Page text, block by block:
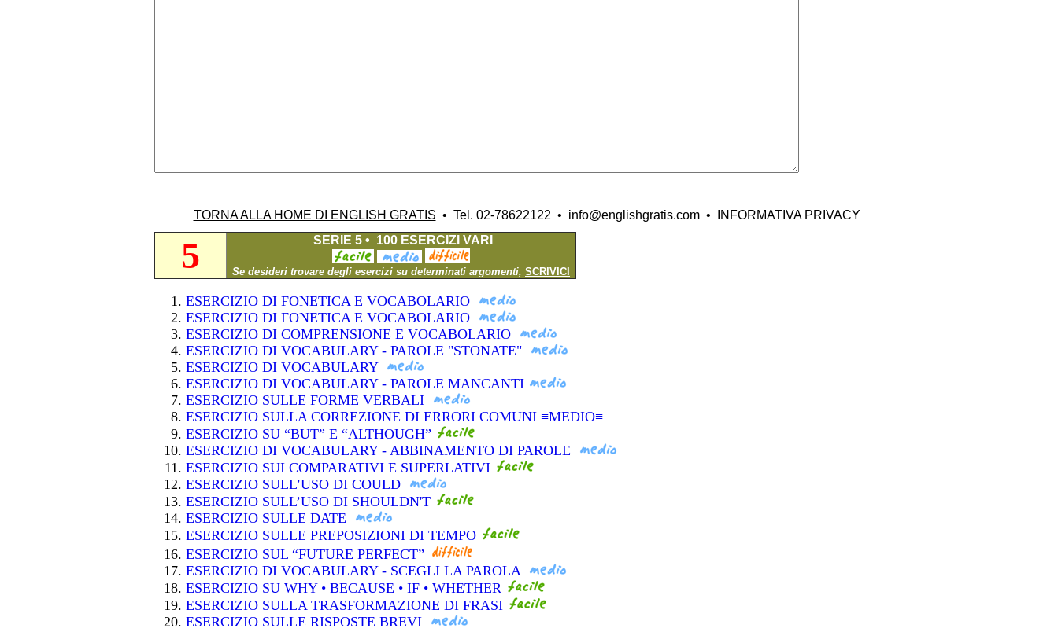
TORNA ALLA HOME DI ENGLISH GRATIS • Tel. 02-78622122 • info@englishgratis.com• INFORMATIVA PRIVACY
5 SERIE 5 • 100 ESERCIZI VARI
Se desideri trovare degli esercizi su determinati argomenti, SCRIVICI
ESERCIZIO DI FONETICA E VOCABOLARIO
ESERCIZIO DI FONETICA E VOCABOLARIO
ESERCIZIO DI COMPRENSIONE E VOCABOLARIO
ESERCIZIO DI VOCABULARY - PAROLE "STONATE"
ESERCIZIO DI VOCABULARY
ESERCIZIO DI VOCABULARY - PAROLE MANCANTI
ESERCIZIO SULLE FORME VERBALI
ESERCIZIO SULLA CORREZIONE DI ERRORI COMUNI ≡MEDIO≡
ESERCIZIO SU “BUT” E “ALTHOUGH”
ESERCIZIO DI VOCABULARY - ABBINAMENTO DI PAROLE
ESERCIZIO SUI COMPARATIVI E SUPERLATIVI
ESERCIZIO SULL’USO DI COULD
ESERCIZIO SULL’USO DI SHOULDN'T
ESERCIZIO SULLE DATE
ESERCIZIO SULLE PREPOSIZIONI DI TEMPO
ESERCIZIO SUL “FUTURE PERFECT”
ESERCIZIO DI VOCABULARY - SCEGLI LA PAROLA
ESERCIZIO SU WHY • BECAUSE • IF • WHETHER
ESERCIZIO SULLA TRASFORMAZIONE DI FRASI
ESERCIZIO SULLE RISPOSTE BREVI